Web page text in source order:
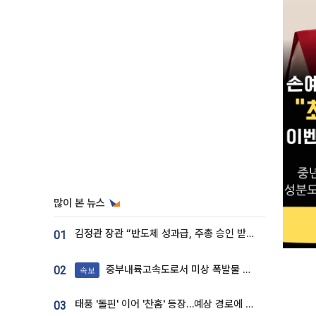
많이 본 뉴스
01 김정관 장관 “반도체 성과급, 주총 승인 받도록”…상법·자본시장법 개정 시사
02 속보 중부내륙고속도로서 미상 폭발물 발견
03 태풍 '돌핀' 이어 '찬홈' 등장…예상 경로에 한국 '한숨'